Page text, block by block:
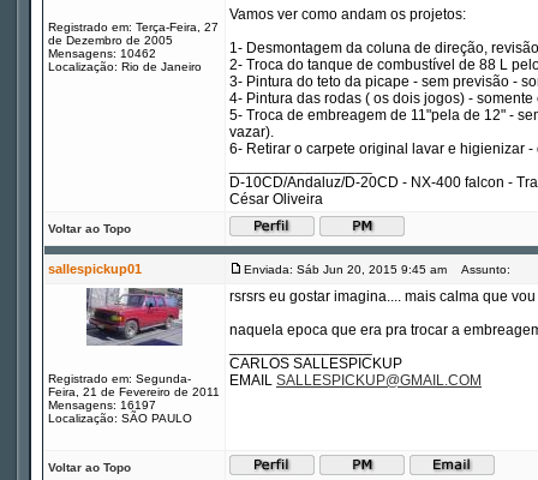
Registrado em: Terça-Feira, 27
de Dezembro de 2005
Mensagens: 10462
Localização: Rio de Janeiro
Vamos ver como andam os projetos:
1- Desmontagem da coluna de direção,
2- Troca do tanque de combustível de 88 L
3- Pintura do teto da picape - sem previsão -
4- Pintura das rodas ( os dois jogos) -
5- Troca de embreagem de 11"pela de 12" -
vazar).
6- Retirar o carpete original lavar e higienizar
D-10CD/Andaluz/D-20CD - NX-400 falcon -
César Oliveira
Voltar ao Topo
sallespickup01 Enviada: Sáb Jun 20, 2015 9:45 am Assunto:
Registrado em: Segunda-
Feira, 21 de Fevereiro de 2011
Mensagens: 16197
Localização: SÃO PAULO
rsrsrs eu gostar imagina.... mais calma que
naquela epoca que era pra trocar a
CARLOS SALLESPICKUP
EMAIL SALLESPICKUP@GMAIL.COM
Voltar ao Topo